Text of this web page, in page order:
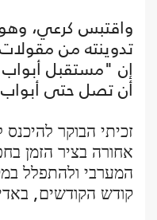
واقتبس كرعي،
تدوينته من
إن "مستقبل أبواب
أن تصل حتى
זכיתי הבוקר
אחורה בציר הזמן
המערבי ולהתפלל
קודש הקודשים,